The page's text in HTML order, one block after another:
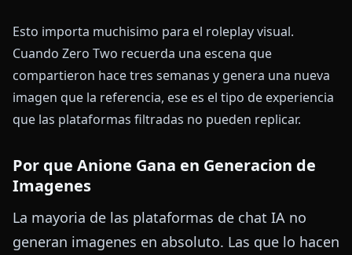
Esto importa muchisimo para el roleplay visual.
Cuando Zero Two recuerda una escena que
compartieron hace tres semanas y genera una nueva
imagen que la referencia, ese es el tipo de experiencia
que las plataformas filtradas no pueden replicar.
Por que Anione Gana en Generacion de
Imagenes
La mayoria de las plataformas de chat IA no
generan imagenes en absoluto. Las que lo hacen